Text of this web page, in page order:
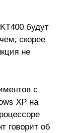
будут
скорее
не
с
XP на
говорит об